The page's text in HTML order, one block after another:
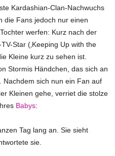
Kardashian-Clan-Nachwuchs
die Fans jedoch nur einen
werfen: Kurz nach der
Star (‚Keeping Up with the
Kleine kurz zu sehen ist.
Stormis Händchen, das sich an
sich nun ein Fan auf
Kleinen gehe, verriet die stolze
Babys:
Tag lang an. Sie sieht
sie.